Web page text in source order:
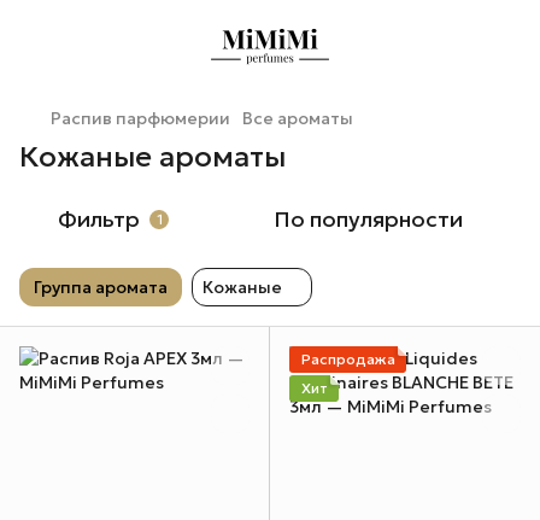
Распив парфюмерии Все ароматы
Кожаные ароматы
Фильтр 1 По популярности
Группа аромата Кожаные
Распродажа
Хит